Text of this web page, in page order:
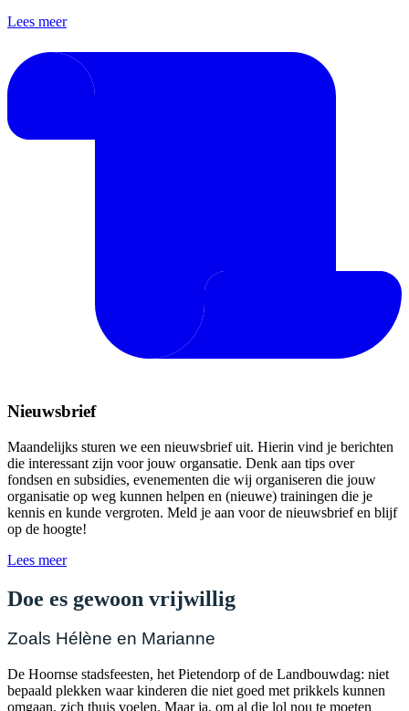
Lees meer
Nieuwsbrief
Maandelijks sturen we een nieuwsbrief uit. Hierin vind je berichten
die interessant zijn voor jouw organsatie. Denk aan tips over
fondsen en subsidies, evenementen die wij organiseren die jouw
organisatie op weg kunnen helpen en (nieuwe) trainingen die je
kennis en kunde vergroten. Meld je aan voor de nieuwsbrief en blijf
op de hoogte!
Lees meer
Doe es gewoon vrijwillig
Zoals Hélène en Marianne
De Hoornse stadsfeesten, het Pietendorp of de Landbouwdag: niet
bepaald plekken waar kinderen die niet goed met prikkels kunnen
omgaan, zich thuis voelen. Maar ja, om al die lol nou te moeten